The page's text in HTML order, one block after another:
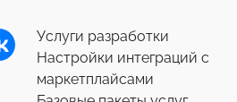
Услуги разработки
Настройки интеграций с
маркетплайсами